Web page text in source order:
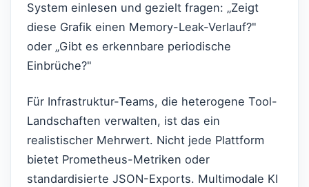
System einlesen und gezielt fragen: „Zeigt
diese Grafik einen Memory-Leak-Verlauf?"
oder „Gibt es erkennbare periodische
Einbrüche?"
Für Infrastruktur-Teams, die heterogene Tool-
Landschaften verwalten, ist das ein
realistischer Mehrwert. Nicht jede Plattform
bietet Prometheus-Metriken oder
standardisierte JSON-Exports. Multimodale KI